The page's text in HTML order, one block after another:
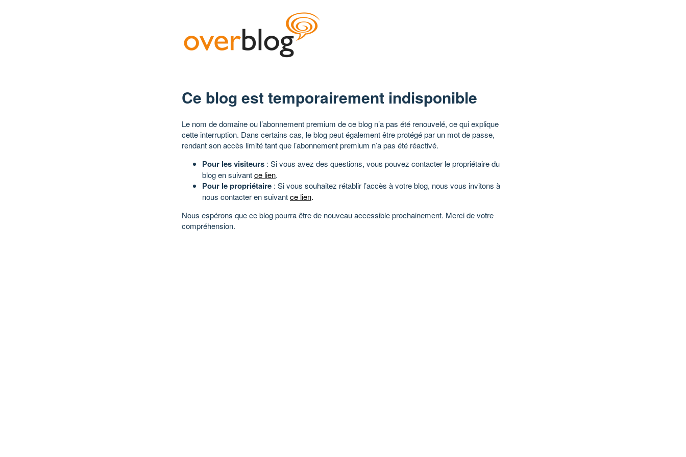
Ce blog est temporairement indisponible
Le nom de domaine ou l’abonnement premium de ce blog n’a pas été renouvelé, ce qui explique
cette interruption. Dans certains cas, le blog peut également être protégé par un mot de passe,
rendant son accès limité tant que l’abonnement premium n’a pas été réactivé.
Pour les visiteurs : Si vous avez des questions, vous pouvez contacter le propriétaire du
blog en suivantce lien.
Pour le propriétaire : Si vous souhaitez rétablir l’accès à votre blog, nous vous invitons à
nous contacter en suivantce lien.
Nous espérons que ce blog pourra être de nouveau accessible prochainement. Merci de votre
compréhension.